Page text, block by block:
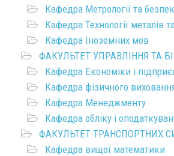
Кафедра Метрології та
Кафедра Технології металів
Кафедра Іноземних мов
ФАКУЛЬТЕТ УПРАВЛІННЯ ТА
Кафедра Економіки і
Кафедра фізичного
Кафедра Менеджменту
Кафедра обліку і
ФАКУЛЬТЕТ ТРАНСПОРТНИХ
Кафедра вищої математики